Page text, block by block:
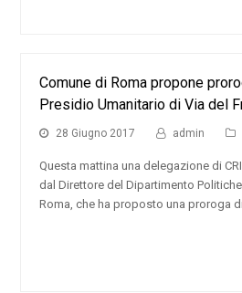
Comune di Roma propone
Presidio Umanitario di Via del
28 Giugno 2017 admin
Questa mattina una delegazione di
dal Direttore del Dipartimento
Roma, che ha proposto una proroga